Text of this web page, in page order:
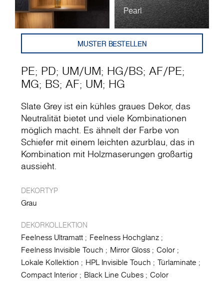
Pearl
PE; PD; UM/UM; HG/BS; AF/PE;
MG; BS; AF; UM; HG
MUSTER BESTELLEN
Slate Grey ist ein kühles graues Dekor, das
Neutralität bietet und viele Kombinationen
möglich macht. Es ähnelt der Farbe von
Schiefer mit einem leichten azurblau, das in
Kombination mit Holzmaserungen großartig
aussieht.
DEKORTYP
Grau
DEKORKOLLEKTION
Feelness Ultramatt
Feelness Hochglanz
Feelness Invisible Touch
Mirror Gloss
Color
Lokale Kollektion
HPL Invisible Touch
Türlaminate
Compact Interior
Black Line Cubes Color